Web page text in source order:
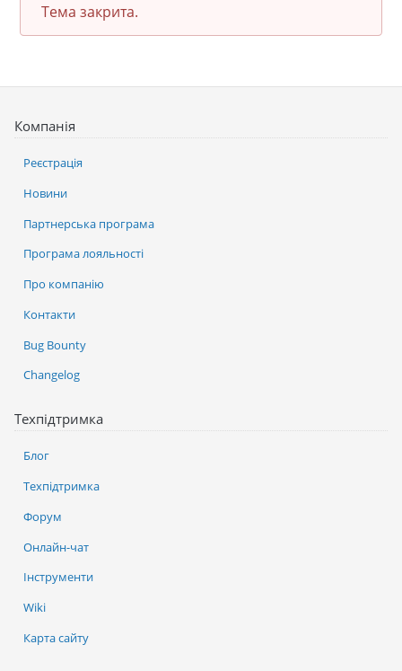
Тема закрита.
Компанія
Реєстрація
Новини
Партнерська програма
Програма лояльності
Про компанію
Контакти
Bug Bounty
Changelog
Техпідтримка
Блог
Техпідтримка
Форум
Онлайн-чат
Інструменти
Wiki
Карта сайту